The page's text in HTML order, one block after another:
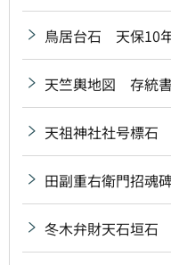
鳥居台石 天保10
天竺輿地図 存統書
天祖神社社号標石
田副重右衛門招魂
冬木弁財天石垣石